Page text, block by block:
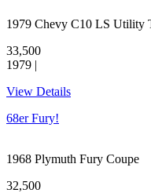
1979 Chevy C10 LS Utility
33,500
1979 |
View Details
68er Fury!
1968 Plymuth Fury Coupe
32,500